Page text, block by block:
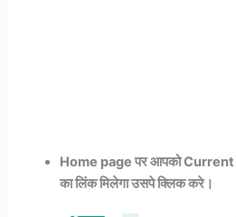
Home page पर आपको
का लिंक मिलेगा उसपे क्लिक करे।